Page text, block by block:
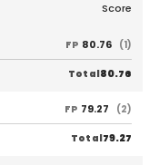
Score
FP 80.76 (1)
Total80.76
FP 79.27 (2)
Total79.27